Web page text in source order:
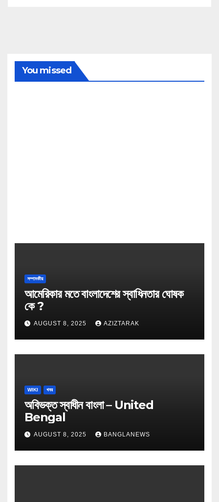
You missed
সম্পাদকীয়
আমেরিকার মতে বাংলাদেশের স্বাধিনতার ঘোষক
কে ?
AUGUST 8, 2025 AZIZTARAK
WIKI খবর
অবিভক্ত স্বাধীন বাংলা – United
Bengal
AUGUST 8, 2025 BANGLANEWS